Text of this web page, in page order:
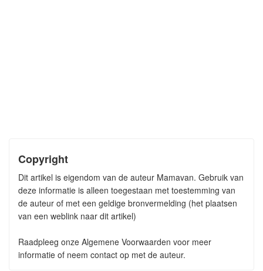
Copyright
Dit artikel is eigendom van de auteur Mamavan. Gebruik van
deze informatie is alleen toegestaan met toestemming van
de auteur of met een geldige bronvermelding (het plaatsen
van een weblink naar dit artikel)
Raadpleeg onze Algemene Voorwaarden voor meer
informatie of neem contact op met de auteur.